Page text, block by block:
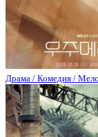
Драма / Комедия /